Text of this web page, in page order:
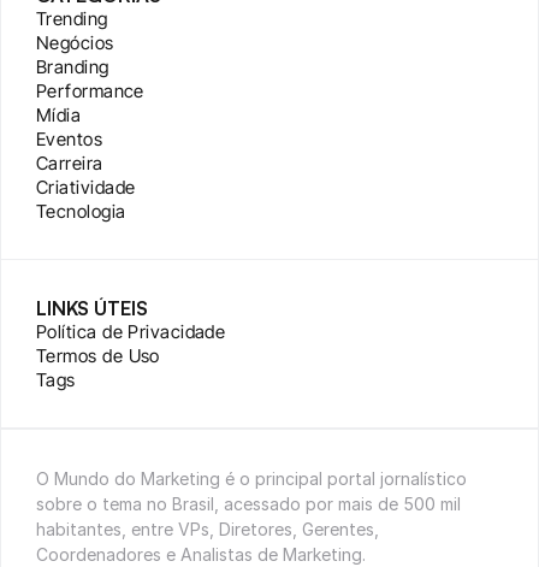
Trending
Negócios
Branding
Performance
Mídia
Eventos
Carreira
Criatividade
Tecnologia
LINKS ÚTEIS
Política de Privacidade
Termos de Uso
Tags
O Mundo do Marketing é o principal portal jornalístico
sobre o tema no Brasil, acessado por mais de 500 mil
habitantes, entre VPs, Diretores, Gerentes,
Coordenadores e Analistas de Marketing.